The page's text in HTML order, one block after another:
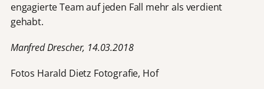
engagierte Team auf jeden Fall mehr als verdient
gehabt.
Manfred Drescher, 14.03.2018
Fotos Harald Dietz Fotografie, Hof